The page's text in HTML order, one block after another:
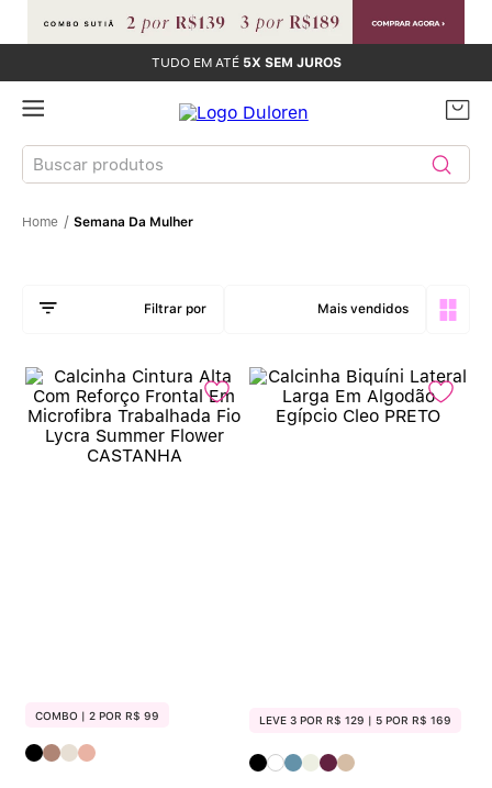
TUDO EM ATÉ 5X SEM JUROS
Buscar produtos
Semana Da Mulher
Mais vendidos
COMBO | 2 POR R$ 99 LEVE 3 POR R$ 129 | 5 POR R$ 169
TERMOS MAIS BUSCADOS
3º Sutiã Bojo
4º Conjunto
9 º Sutiã Sustentação